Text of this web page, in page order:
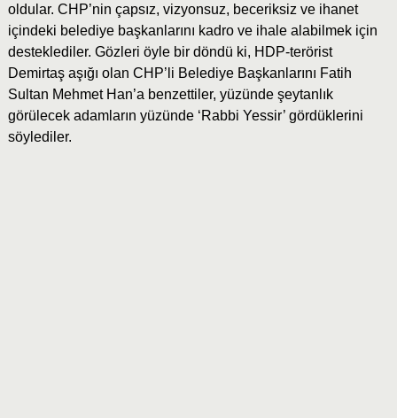
oldular. CHP’nin çapsız, vizyonsuz, beceriksiz ve ihanet
içindeki belediye başkanlarını kadro ve ihale alabilmek için
desteklediler. Gözleri öyle bir döndü ki, HDP-terörist
Demirtaş aşığı olan CHP’li Belediye Başkanlarını Fatih
Sultan Mehmet Han’a benzettiler, yüzünde şeytanlık
görülecek adamların yüzünde ‘Rabbi Yessir’ gördüklerini
söylediler.